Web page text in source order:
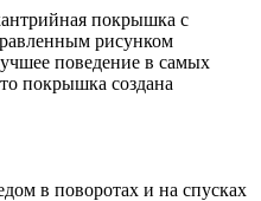
покрышка с
рисунком
поведение в самых
покрышка создана
в поворотах и на спусках